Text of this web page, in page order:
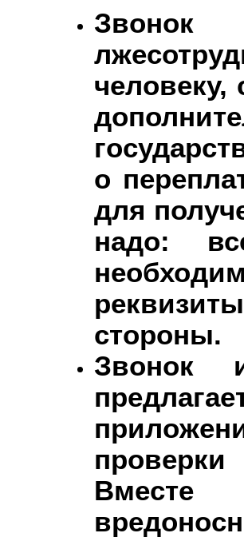
о
для
надо:
стороны.
Звонок
проверки
Вместе